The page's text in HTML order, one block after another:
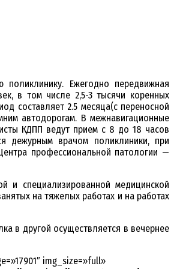
поликлинику. Ежегодно передвижная
в том числе 2,5-3 тысячи коренных
составляет 2.5 месяца(с переносной
автодорогам. В межнавигационные
КДПП ведут прием с 8 до 18 часов
дежурным врачом поликлиники, при
профессиональной патологии —
и специализированной медицинской
на тяжелых работах и на работах
в другой осуществляется в вечернее
img_size=»full»